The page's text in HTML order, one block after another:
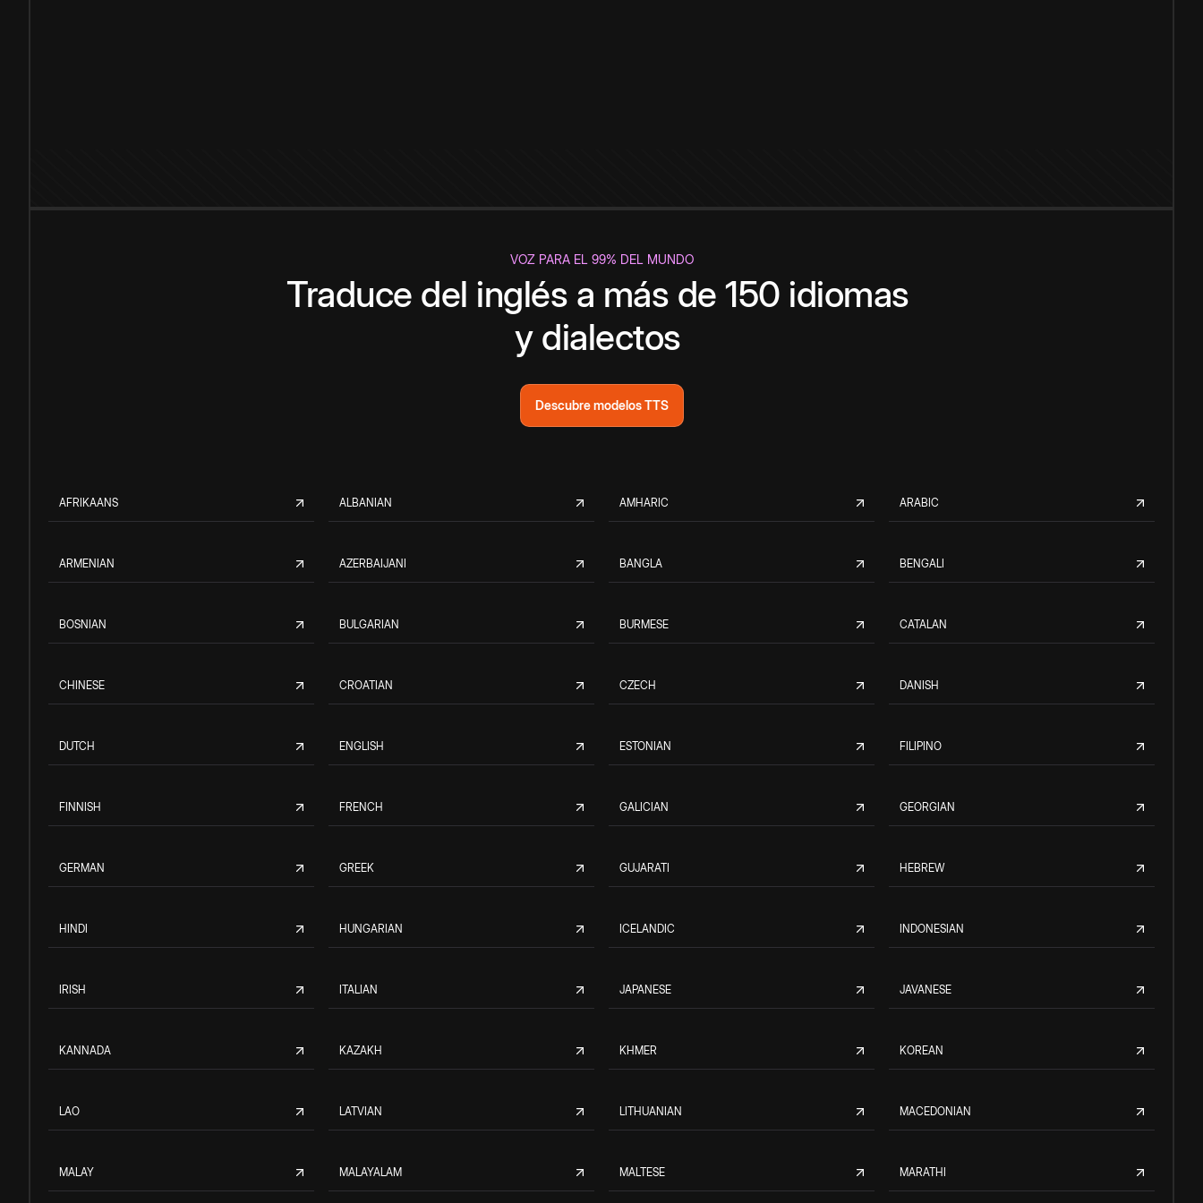
VOZ PARA EL 99% DEL MUNDO
Traduce del inglés a más de 150 idiomas
y dialectos
Descubre modelos TTS
AFRIKAANS ALBANIAN AMHARIC ARABIC
ARMENIAN AZERBAIJANI BANGLA BENGALI
BOSNIAN BULGARIAN BURMESE CATALAN
CHINESE CROATIAN CZECH DANISH
DUTCH ENGLISH ESTONIAN FILIPINO
FINNISH FRENCH GALICIAN GEORGIAN
GERMAN GREEK GUJARATI HEBREW
HINDI HUNGARIAN ICELANDIC INDONESIAN
IRISH ITALIAN JAPANESE JAVANESE
KANNADA KAZAKH KHMER KOREAN
LAO LATVIAN LITHUANIAN MACEDONIAN
MALAY MALAYALAM MALTESE MARATHI